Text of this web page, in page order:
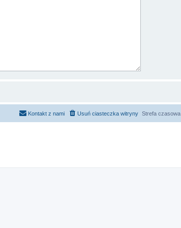
Strefa czasowa
Usuń ciasteczka witryny
Kontakt z nami